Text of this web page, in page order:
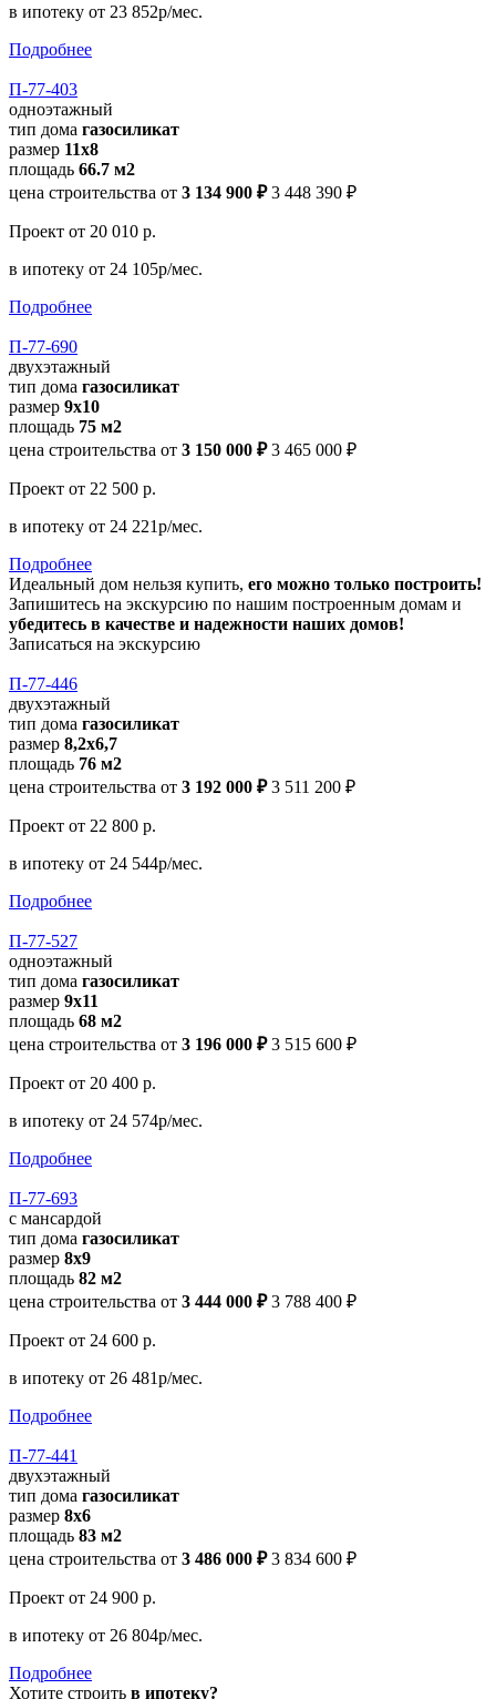
в ипотеку от 23 852р/мес.
Подробнее
П-77-403
одноэтажный
тип дома газосиликат
размер 11х8
площадь 66.7 м2
цена строительства от 3 134 900 ₽ 3 448 390 ₽
Проект от 20 010 р.
в ипотеку от 24 105р/мес.
Подробнее
П-77-690
двухэтажный
тип дома газосиликат
размер 9x10
площадь 75 м2
цена строительства от 3 150 000 ₽ 3 465 000 ₽
Проект от 22 500 р.
в ипотеку от 24 221р/мес.
Подробнее
Идеальный дом нельзя купить, его можно только построить!
Запишитесь на экскурсию по нашим построенным домам и
убедитесь в качестве и надежности наших домов!
Записаться на экскурсию
П-77-446
двухэтажный
тип дома газосиликат
размер 8,2х6,7
площадь 76 м2
цена строительства от 3 192 000 ₽ 3 511 200 ₽
Проект от 22 800 р.
в ипотеку от 24 544р/мес.
Подробнее
П-77-527
одноэтажный
тип дома газосиликат
размер 9х11
площадь 68 м2
цена строительства от 3 196 000 ₽ 3 515 600 ₽
Проект от 20 400 р.
в ипотеку от 24 574р/мес.
Подробнее
П-77-693
с мансардой
тип дома газосиликат
размер 8x9
площадь 82 м2
цена строительства от 3 444 000 ₽ 3 788 400 ₽
Проект от 24 600 р.
в ипотеку от 26 481р/мес.
Подробнее
П-77-441
двухэтажный
тип дома газосиликат
размер 8х6
площадь 83 м2
цена строительства от 3 486 000 ₽ 3 834 600 ₽
Проект от 24 900 р.
в ипотеку от 26 804р/мес.
Подробнее
Хотите строить в ипотеку?